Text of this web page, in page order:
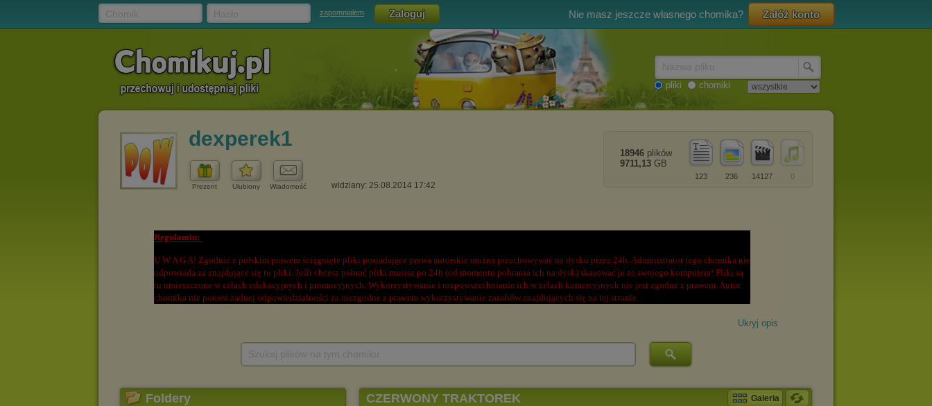
zapomniałem Nie masz jeszcze własnego chomika? Załóż konto
pliki chomiki
dexperek1
Prezent Ulubiony Wiadomość widziany: 25.08.2014 17:42
0
14127
236
123
18946 plików
9711,13 GB
Ukryj opis
Foldery CZERWONY TRAKTOREK Galeria